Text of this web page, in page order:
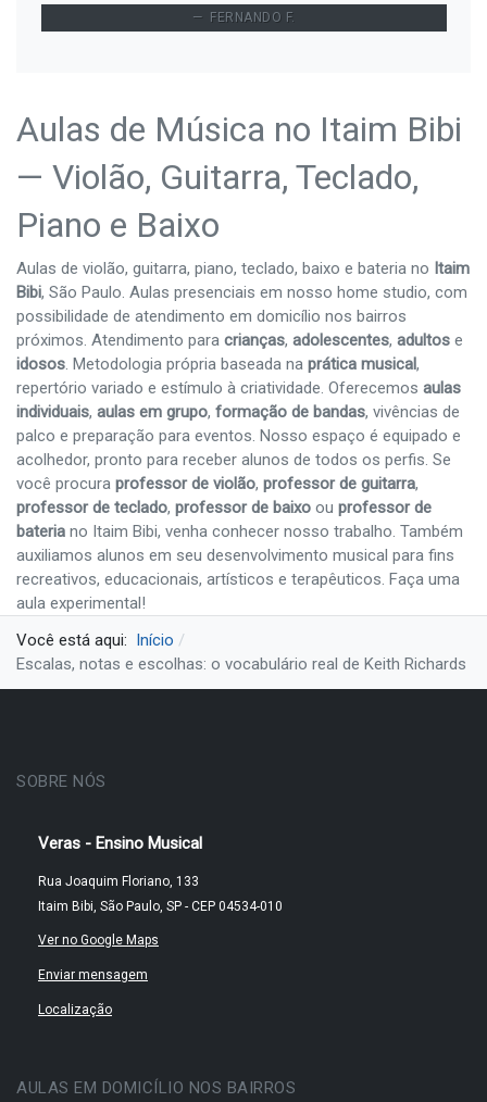
FERNANDO F.
Aulas de Música no Itaim Bibi
— Violão, Guitarra, Teclado,
Piano e Baixo
Aulas de violão, guitarra, piano, teclado, baixo e bateria no Itaim
Bibi, São Paulo. Aulas presenciais em nosso home studio, com
possibilidade de atendimento em domicílio nos bairros
próximos. Atendimento para crianças, adolescentes, adultos e
idosos. Metodologia própria baseada na prática musical,
repertório variado e estímulo à criatividade. Oferecemos aulas
individuais, aulas em grupo, formação de bandas, vivências de
palco e preparação para eventos. Nosso espaço é equipado e
acolhedor, pronto para receber alunos de todos os perfis. Se
você procura professor de violão, professor de guitarra,
professor de teclado, professor de baixo ou professor de
bateria no Itaim Bibi, venha conhecer nosso trabalho. Também
auxiliamos alunos em seu desenvolvimento musical para fins
recreativos, educacionais, artísticos e terapêuticos. Faça uma
aula experimental!
Você está aqui: Início
Escalas, notas e escolhas: o vocabulário real de Keith Richards
SOBRE NÓS
Veras - Ensino Musical
Rua Joaquim Floriano, 133
Itaim Bibi, São Paulo, SP - CEP 04534-010
Ver no Google Maps
Enviar mensagem
Localização
AULAS EM DOMICÍLIO NOS BAIRROS